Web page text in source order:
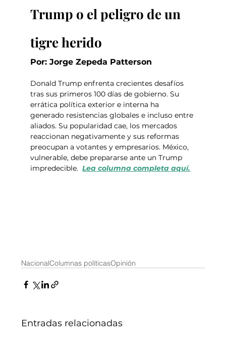
Trump o el peligro de un
tigre herido
Por: Jorge Zepeda Patterson
Donald Trump enfrenta crecientes desafíos
tras sus primeros 100 días de gobierno. Su
errática política exterior e interna ha
generado resistencias globales e incluso entre
aliados. Su popularidad cae, los mercados
reaccionan negativamente y sus reformas
preocupan a votantes y empresarios. México,
vulnerable, debe prepararse ante un Trump
impredecible. Lea columna completa aquí.
NacionalColumnas políticasOpinión
Entradas relacionadas